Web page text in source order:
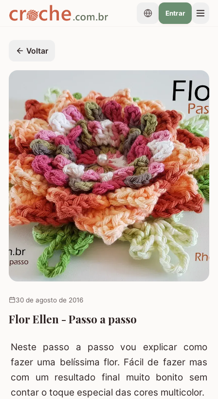
Entrar
Voltar
30 de agosto de 2016
Flor Ellen - Passo a passo
Neste passo a passo vou explicar como
fazer uma belíssima flor. Fácil de fazer mas
com um resultado final muito bonito sem
contar o toque especial das cores multicolor.